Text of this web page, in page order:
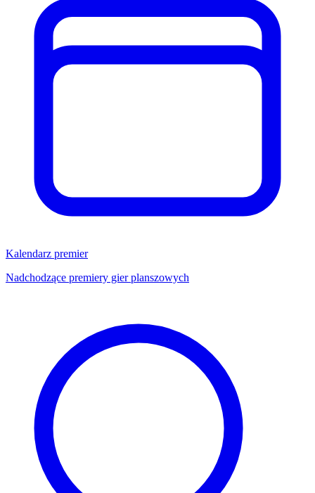
Kalendarz premier
Nadchodzące premiery gier planszowych